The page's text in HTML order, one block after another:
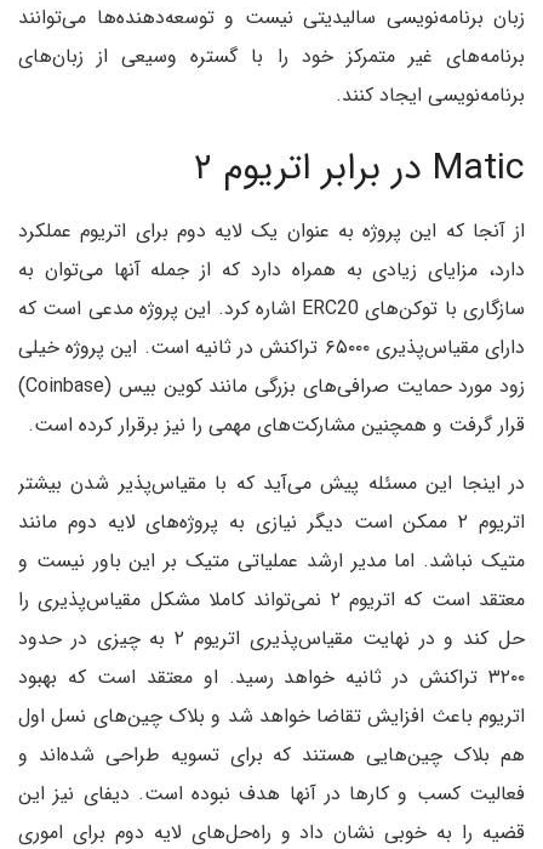
زبان برنامه‌نویسی سالیدیتی نیست و توسعه‌دهنده‌ها می‌توانند
برنامه‌های غیر متمرکز خود را با گستره وسیعی از زبان‌های
برنامه‌نویسی ایجاد کنند.
Matic در برابر اتریوم ۲
از آنجا که این پروژه به عنوان یک لایه دوم برای اتریوم عملکرد
دارد، مزایای زیادی به همراه دارد که از جمله آنها می‌توان به
سازگاری با توکن‌های ERC20 اشاره کرد. این پروژه مدعی است که
دارای مقیاس‌پذیری ۶۵۰۰۰ تراکنش در ثانیه است. این پروژه خیلی
زود مورد حمایت صرافی‌های بزرگی مانند کوین بیس (Coinbase)
قرار گرفت و همچنین مشارکت‌های مهمی را نیز برقرار کرده است.
در اینجا این مسئله پیش می‌آید که با مقیاس‌پذیر شدن بیشتر
اتریوم ۲ ممکن است دیگر نیازی به پروژه‌های لایه دوم مانند
متیک نباشد. اما مدیر ارشد عملیاتی متیک بر این باور نیست و
معتقد است که اتریوم ۲ نمی‌تواند کاملا مشکل مقیاس‌پذیری را
حل کند و در نهایت مقیاس‌پذیری اتریوم ۲ به چیزی در حدود
۳۲۰۰ تراکنش در ثانیه خواهد رسید. او معتقد است که بهبود
اتریوم باعث افزایش تقاضا خواهد شد و بلاک چین‌های نسل اول
هم بلاک چین‌هایی هستند که برای تسویه طراحی شده‌اند و
فعالیت کسب و کار‌ها در آنها هدف نبوده است. دیفای نیز این
قضیه را به خوبی نشان داد و راه‌حل‌های لایه دوم برای اموری